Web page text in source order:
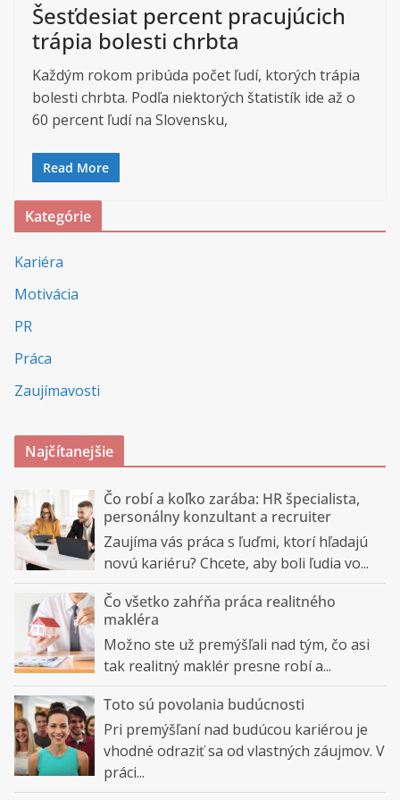
Šesťdesiat percent pracujúcich
trápia bolesti chrbta
Každým rokom pribúda počet ľudí, ktorých trápia
bolesti chrbta. Podľa niektorých štatistík ide až o
60 percent ľudí na Slovensku,
Read More
Kategórie
Kariéra
Motivácia
PR
Práca
Zaujímavosti
Najčítanejšie
Čo robí a koľko zarába: HR špecialista,
personálny konzultant a recruiter
Zaujíma vás práca s ľuďmi, ktorí hľadajú
novú kariéru? Chcete, aby boli ľudia vo...
Čo všetko zahŕňa práca realitného
makléra
Možno ste už premýšľali nad tým, čo asi
tak realitný maklér presne robí a...
Toto sú povolania budúcnosti
Pri premýšľaní nad budúcou kariérou je
vhodné odraziť sa od vlastných záujmov. V
práci...